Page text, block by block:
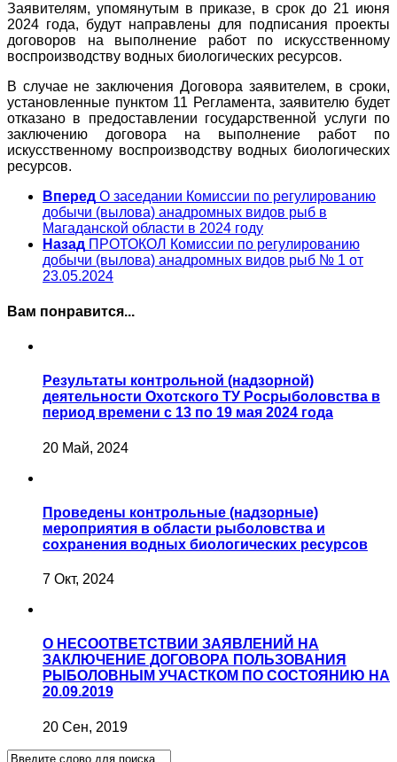
Заявителям, упомянутым в приказе, в срок до 21 июня
2024 года, будут направлены для подписания проекты
договоров на выполнение работ по искусственному
воспроизводству водных биологических ресурсов.
В случае не заключения Договора заявителем, в сроки,
установленные пунктом 11 Регламента, заявителю будет
отказано в предоставлении государственной услуги по
заключению договора на выполнение работ по
искусственному воспроизводству водных биологических
ресурсов.
Вперед О заседании Комиссии по регулированию
добычи (вылова) анадромных видов рыб в
Магаданской области в 2024 году
Назад ПРОТОКОЛ Комиссии по регулированию
добычи (вылова) анадромных видов рыб № 1 от
23.05.2024
Вам понравится...
Результаты контрольной (надзорной)
деятельности Охотского ТУ Росрыболовства в
период времени с 13 по 19 мая 2024 года
20 Май, 2024
Проведены контрольные (надзорные)
мероприятия в области рыболовства и
сохранения водных биологических ресурсов
7 Окт, 2024
О НЕСООТВЕТСТВИИ ЗАЯВЛЕНИЙ НА
ЗАКЛЮЧЕНИЕ ДОГОВОРА ПОЛЬЗОВАНИЯ
РЫБОЛОВНЫМ УЧАСТКОМ ПО СОСТОЯНИЮ НА
20.09.2019
20 Сен, 2019